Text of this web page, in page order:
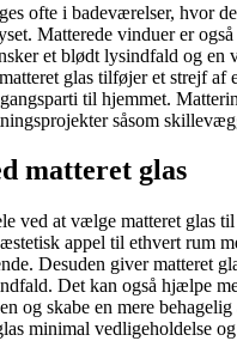
ofte i badeværelser, hvor
Matterede vinduer er
et blødt lysindfald og en
glas tilføjer et strejf af
til hjemmet.
såsom
matteret glas
ved at vælge matteret glas
appel til ethvert rum
Desuden giver matteret
Det kan også hjælpe
og skabe en mere
minimal vedligeholdelse